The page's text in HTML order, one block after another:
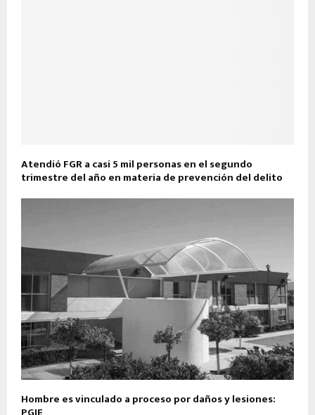
Atendió FGR a casi 5 mil personas en el segundo
trimestre del año en materia de prevención del delito
Hombre es vinculado a proceso por daños y lesiones: